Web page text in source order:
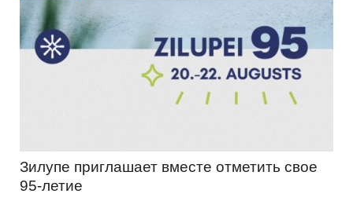
Зилупе приглашает вместе отметить свое
95-летие